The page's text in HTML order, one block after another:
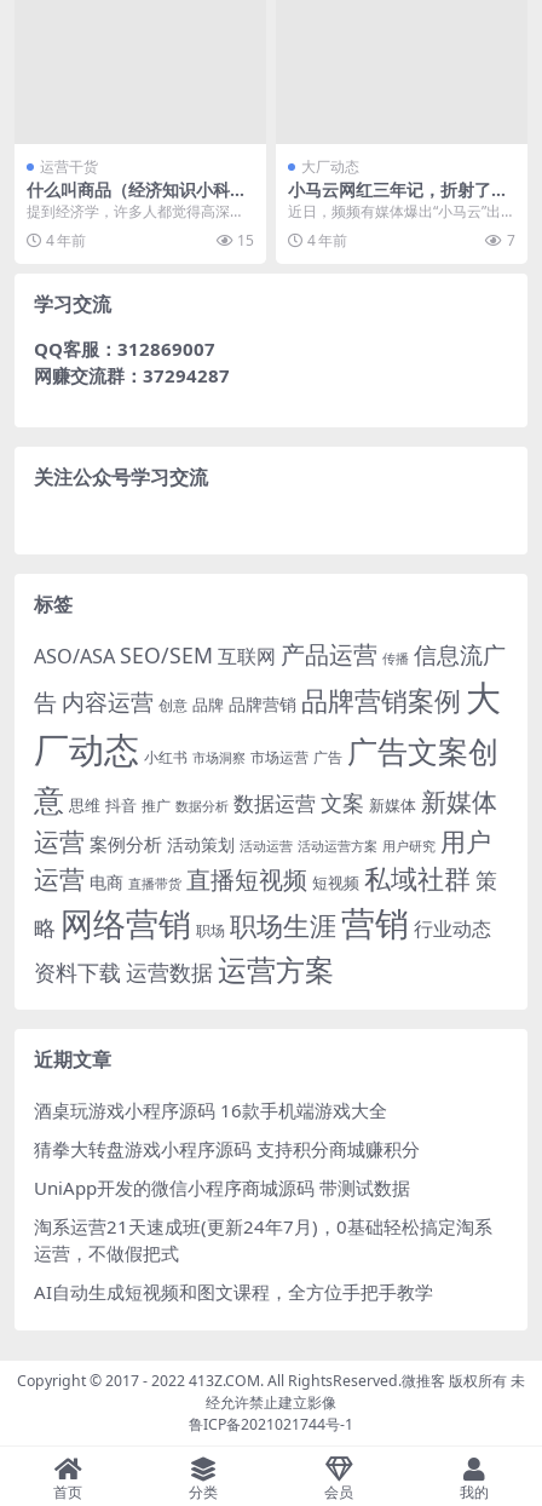
运营干货
什么叫商品（经济知识小科普
–什么是商品）
提到经济学，许多人都觉得高深莫
测，离着我们的生活非常远，其实
这种想法是片面的。 ...
4 年前 15
大厂动态
小马云网红三年记，折射了移
动时代什么传播规律？
近日，频频有媒体爆出“小马云”出场
费六位数、百万豪车代步、美女喂
饭等最新消息。公...
4 年前 7
学习交流
QQ客服：312869007
网赚交流群：37294287
关注公众号学习交流
标签
ASO/ASA SEO/SEM 互联网 产品运营 传播 信息流广
告 内容运营 创意 品牌 品牌营销 品牌营销案例 大
厂动态 小红书 市场洞察 市场运营 广告 广告文案创
意 思维 抖音 推广 数据分析 数据运营文案 新媒体 新媒体
运营 案例分析 活动策划 活动运营 活动运营方案 用户研究 用户
运营 电商 直播带货 直播短视频 短视频 私域社群 策
略 网络营销 职场 职场生涯营销 行业动态
资料下载 运营数据运营方案
近期文章
酒桌玩游戏小程序源码 16款手机端游戏大全
猜拳大转盘游戏小程序源码 支持积分商城赚积分
UniApp开发的微信小程序商城源码 带测试数据
淘系运营21天速成班(更新24年7月)，0基础轻松搞定淘系
运营，不做假把式
AI自动生成短视频和图文课程，全方位手把手教学
Copyright © 2017 - 2022 413Z.COM. All RightsReserved.微推客 版权所有 未
经允许禁止建立影像
鲁ICP备2021021744号-1
首页 分类 会员 我的